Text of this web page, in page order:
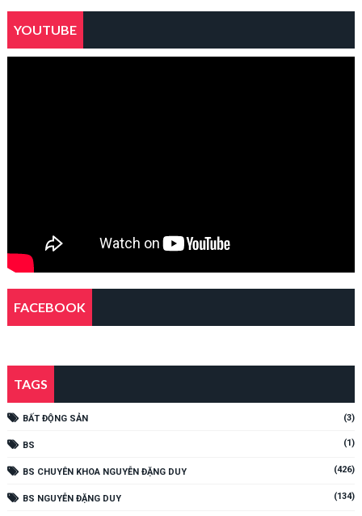
YOUTUBE
FACEBOOK
TAGS
BẤT ĐỘNG SẢN (3)
BS (1)
BS CHUYÊN KHOA NGUYỄN ĐẶNG DUY (426)
BS NGUYỄN ĐẶNG DUY (134)